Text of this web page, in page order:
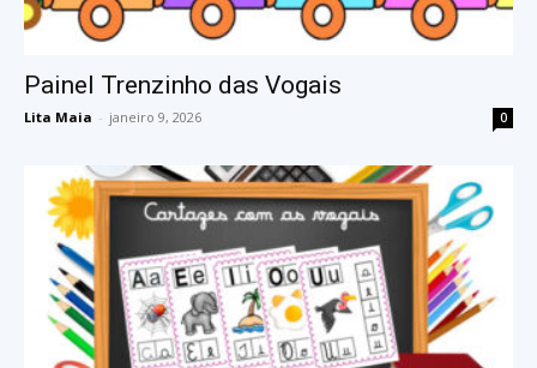
Painel Trenzinho das Vogais
Lita Maia - janeiro 9, 2026 0